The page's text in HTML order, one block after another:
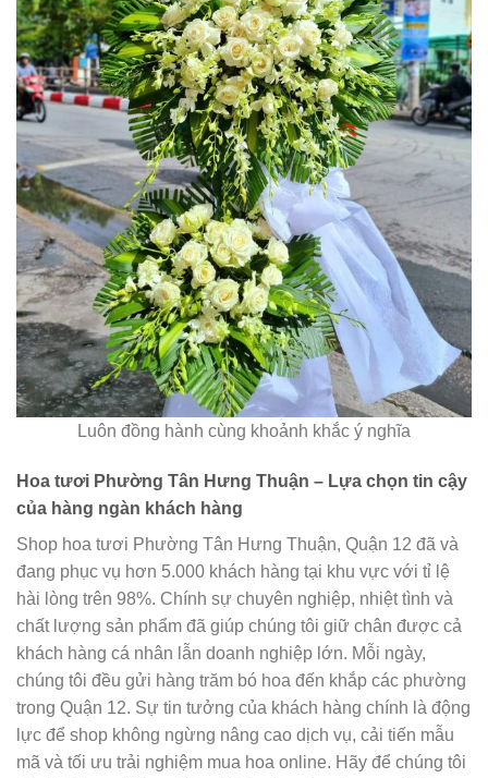
Luôn đồng hành cùng khoảnh khắc ý nghĩa
Hoa tươi Phường Tân Hưng Thuận – Lựa chọn tin cậy
của hàng ngàn khách hàng
Shop hoa tươi Phường Tân Hưng Thuận, Quận 12 đã và
đang phục vụ hơn 5.000 khách hàng tại khu vực với tỉ lệ
hài lòng trên 98%. Chính sự chuyên nghiệp, nhiệt tình và
chất lượng sản phẩm đã giúp chúng tôi giữ chân được cả
khách hàng cá nhân lẫn doanh nghiệp lớn. Mỗi ngày,
chúng tôi đều gửi hàng trăm bó hoa đến khắp các phường
trong Quận 12. Sự tin tưởng của khách hàng chính là động
lực để shop không ngừng nâng cao dịch vụ, cải tiến mẫu
mã và tối ưu trải nghiệm mua hoa online. Hãy để chúng tôi